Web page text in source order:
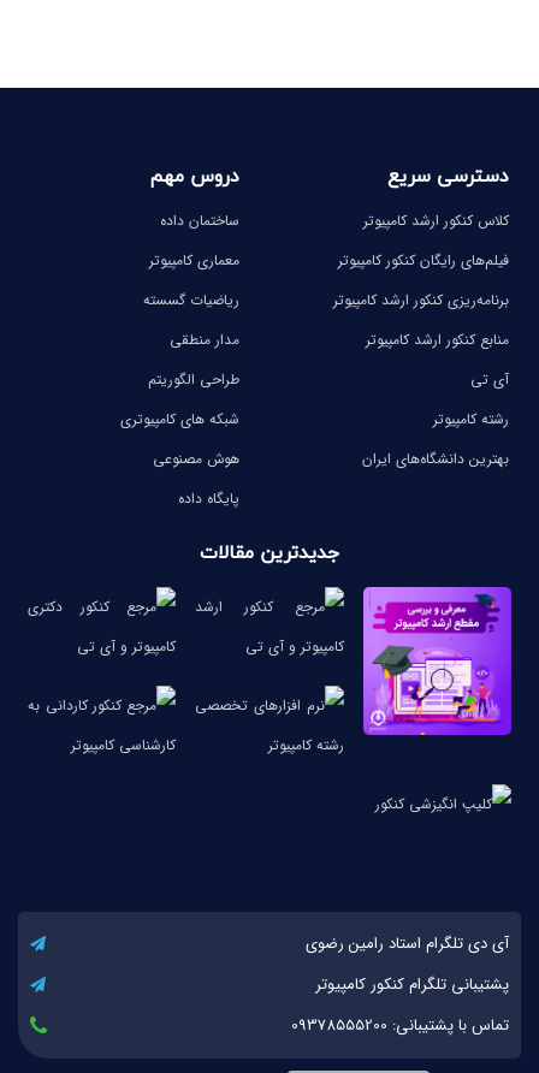
دسترسی سریع
کلاس کنکور ارشد کامپیوتر
فیلم‌های رایگان کنکور کامپیوتر
برنامه‌ریزی کنکور ارشد کامپیوتر
منابع کنکور ارشد کامپیوتر
آی تی
رشته کامپیوتر
بهترین دانشگاه‌های ایران
دروس مهم
ساختمان داده
معماری کامپیوتر
ریاضیات گسسته
مدار منطقی
طراحی الگوریتم
شبکه های کامپیوتری
هوش مصنوعی
پایگاه داده
جدیدترین مقالات
آی دی تلگرام استاد رامین رضوی
پشتیبانی تلگرام کنکور کامپیوتر
تماس با پشتیبانی: 09378555200